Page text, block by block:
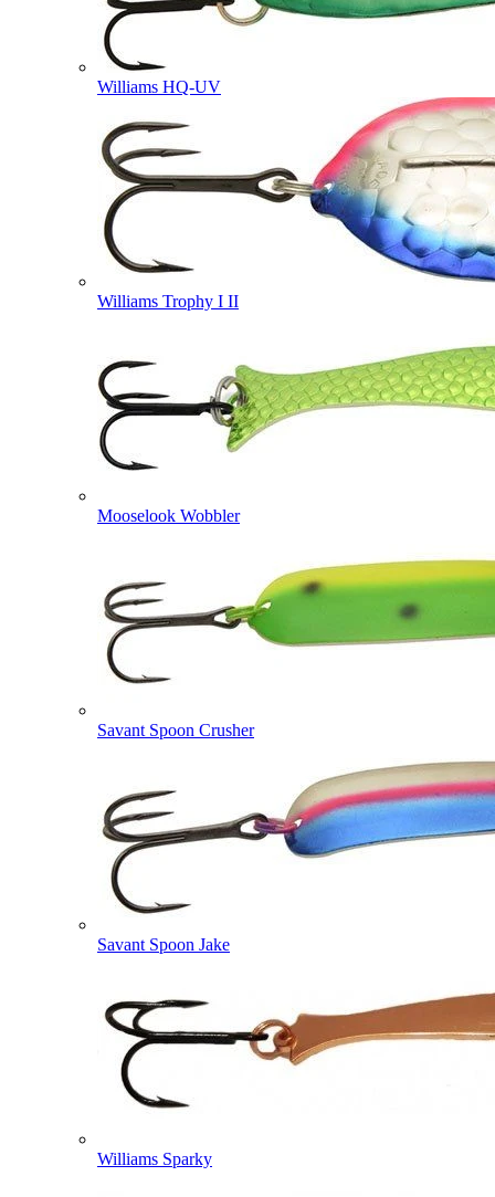
Williams HQ-UV
Williams Trophy I II
Mooselook Wobbler
Savant Spoon Crusher
Savant Spoon Jake
Williams Sparky